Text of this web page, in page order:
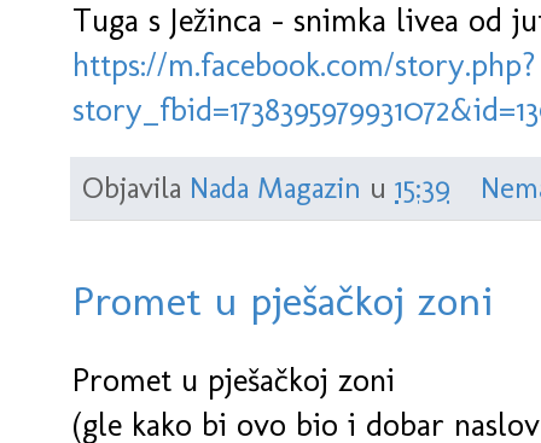
Tuga s Ježinca - snimka livea od
https://m.facebook.com/story.php?
Objavila Nada Magazin u 15:39
Promet u pješačkoj zoni
Promet u pješačkoj zoni
(gle kako bi ovo bio i dobar